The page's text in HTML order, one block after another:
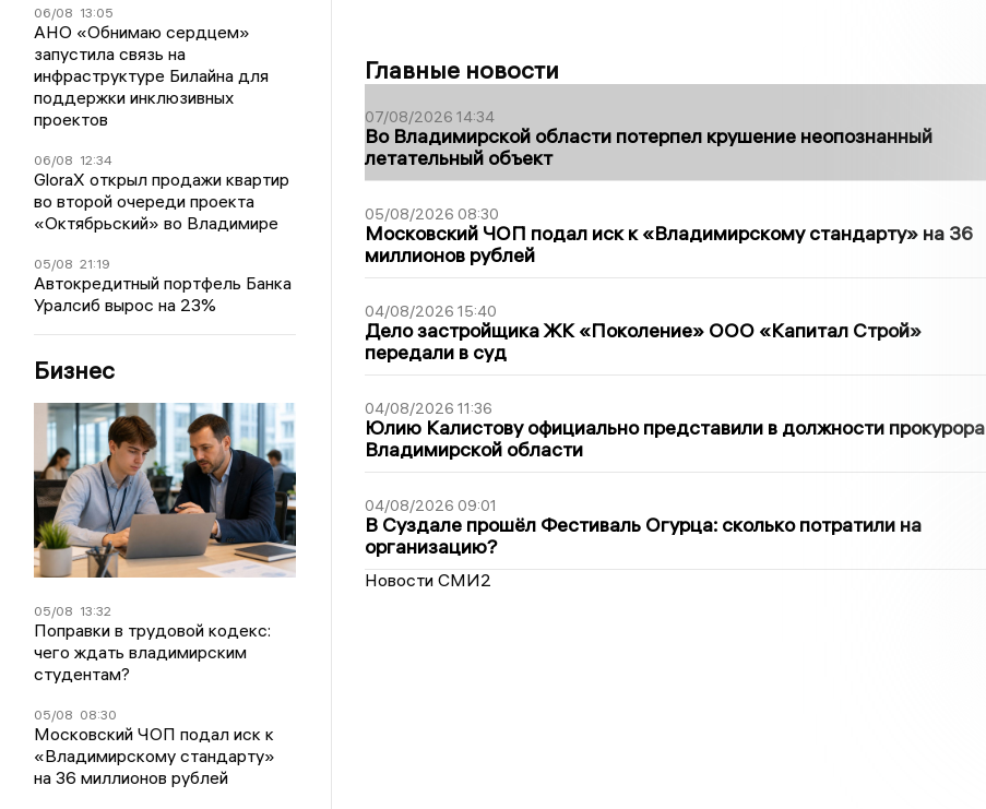
06/08 13:05
АНО «Обнимаю сердцем»
запустила связь на
инфраструктуре Билайна для
поддержки инклюзивных
проектов
06/08 12:34
GloraX открыл продажи квартир
во второй очереди проекта
«Октябрьский» во Владимире
05/08 21:19
Автокредитный портфель Банка
Уралсиб вырос на 23%
Бизнес
05/08 13:32
Поправки в трудовой кодекс:
чего ждать владимирским
студентам?
05/08 08:30
Московский ЧОП подал иск к
«Владимирскому стандарту»
на 36 миллионов рублей
Главные новости
07/08/2026 14:34
Во Владимирской области потерпел крушение неопознанный
летательный объект
05/08/2026 08:30
Московский ЧОП подал иск к «Владимирскому стандарту» на 36
миллионов рублей
04/08/2026 15:40
Дело застройщика ЖК «Поколение» ООО «Капитал Строй»
передали в суд
04/08/2026 11:36
Юлию Калистову официально представили в должности прокурора
Владимирской области
04/08/2026 09:01
В Суздале прошёл Фестиваль Огурца: сколько потратили на
организацию?
Новости СМИ2